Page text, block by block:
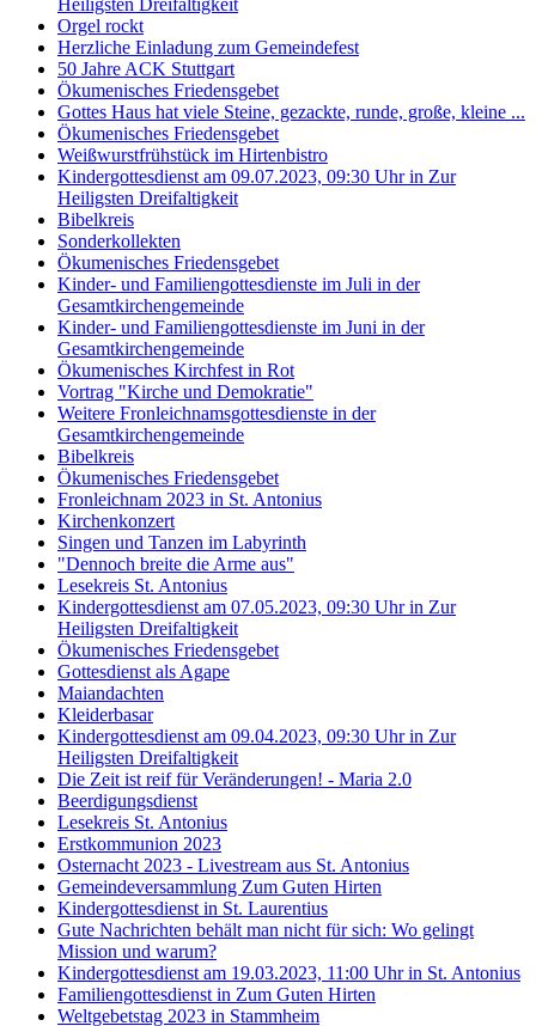
Heiligsten Dreifaltigkeit
Orgel rockt
Herzliche Einladung zum Gemeindefest
50 Jahre ACK Stuttgart
Ökumenisches Friedensgebet
Gottes Haus hat viele Steine, gezackte, runde, große, kleine ...
Ökumenisches Friedensgebet
Weißwurstfrühstück im Hirtenbistro
Kindergottesdienst am 09.07.2023, 09:30 Uhr in Zur
Heiligsten Dreifaltigkeit
Bibelkreis
Sonderkollekten
Ökumenisches Friedensgebet
Kinder- und Familiengottesdienste im Juli in der
Gesamtkirchengemeinde
Kinder- und Familiengottesdienste im Juni in der
Gesamtkirchengemeinde
Ökumenisches Kirchfest in Rot
Vortrag "Kirche und Demokratie"
Weitere Fronleichnamsgottesdienste in der
Gesamtkirchengemeinde
Bibelkreis
Ökumenisches Friedensgebet
Fronleichnam 2023 in St. Antonius
Kirchenkonzert
Singen und Tanzen im Labyrinth
"Dennoch breite die Arme aus"
Lesekreis St. Antonius
Kindergottesdienst am 07.05.2023, 09:30 Uhr in Zur
Heiligsten Dreifaltigkeit
Ökumenisches Friedensgebet
Gottesdienst als Agape
Maiandachten
Kleiderbasar
Kindergottesdienst am 09.04.2023, 09:30 Uhr in Zur
Heiligsten Dreifaltigkeit
Die Zeit ist reif für Veränderungen! - Maria 2.0
Beerdigungsdienst
Lesekreis St. Antonius
Erstkommunion 2023
Osternacht 2023 - Livestream aus St. Antonius
Gemeindeversammlung Zum Guten Hirten
Kindergottesdienst in St. Laurentius
Gute Nachrichten behält man nicht für sich: Wo gelingt
Mission und warum?
Kindergottesdienst am 19.03.2023, 11:00 Uhr in St. Antonius
Familiengottesdienst in Zum Guten Hirten
Weltgebetstag 2023 in Stammheim